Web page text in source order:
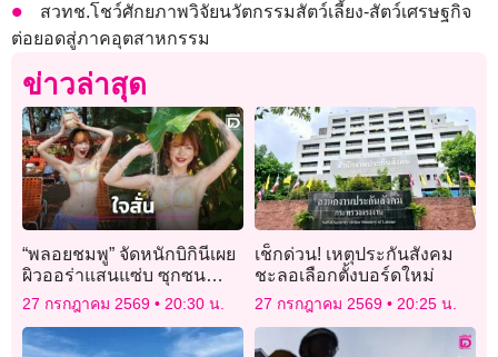
สวทช.โชว์ศักยภาพวิจัยนวัตกรรมสัตว์เลี้ยง-สัตว์เศรษฐกิจ
ต่อยอดสู่ภาคอุตสาหกรรม
ข่าวล่าสุด
“พลอยชมพู” จัดหนักบิกินีเผย
ผิวออร่าแสนแซ่บ ซุกซน
สดใสดูแล้วต้องไลก์รัวๆ
27 กรกฎาคม 2569 20:30 น.
เช็กด่วน! เหตุประกันสังคม
ชะลอเลือกตั้งบอร์ดใหม่
27 กรกฎาคม 2569 20:25 น.